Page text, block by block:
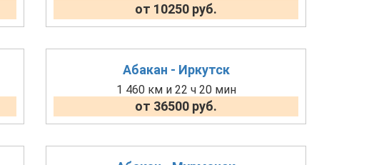
от 10250 руб.
Абакан - Иркутск
1 460 км и 22 ч 20 мин
от 36500 руб.